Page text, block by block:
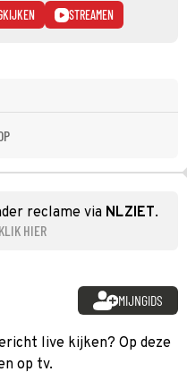
STREAMEN
reclame via NLZIET.
KLIK HIER
MIJNGIDS
live kijken? Op deze
op tv.